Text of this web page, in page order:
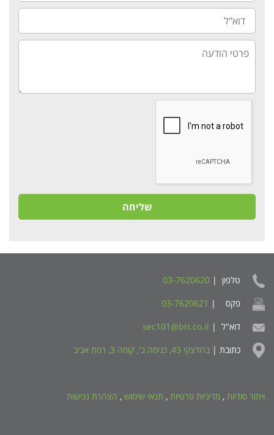
דוא"ל
פרטי
הודעה
שליחה
טלפון | 03-7620620
פקס | 03-7620621
דוא"ל | sec101@bri.co.il
כתובת | ברודצקי 43, כניסה ב', קומה 3, רמת אביב
ויתור סודיות , מדיניות פרטיות , תנאי שימוש , הצהרת נגישות